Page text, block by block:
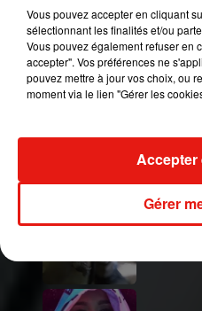
douche en métal que
delà de cet aspect
recommandent de
douche toutes les
semaines. Un coup
Mundo Latino
Le
Vous pouvez accepter en cliquant
sélectionnant les finalités et/ou
Vous pouvez également refuser en
accepter". Vos préférences ne
pouvez mettre à jour vos choix, ou
moment via le lien "Gérer les
Gérer
Accepter